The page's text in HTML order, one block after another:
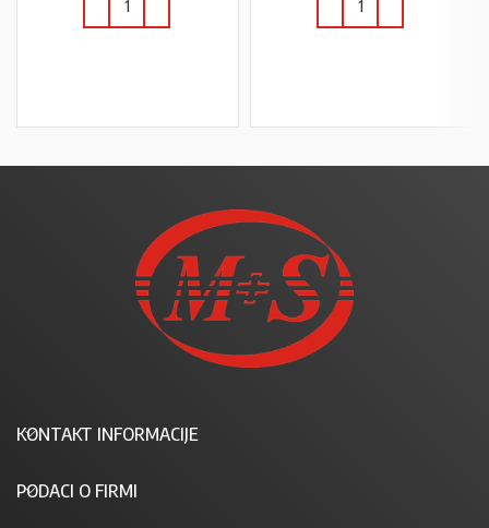
KONTAKT INFORMACIJE
PODACI O FIRMI